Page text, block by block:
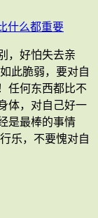
什么都重要
，好怕失去亲
此脆弱，要对自
任何东西都比不
体，对自己好一
是最棒的事情
乐，不要愧对自